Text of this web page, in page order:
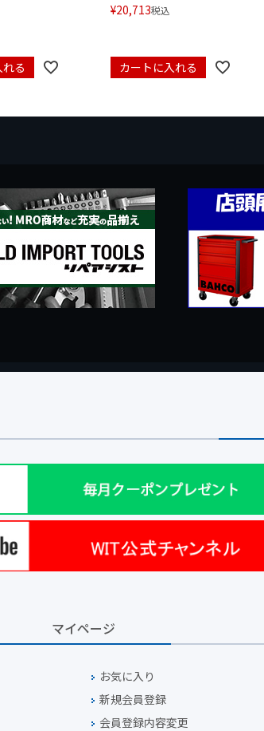
る
¥20,713税込
カートに入れる
マイページ
お気に入り
新規会員登録
会員登録内容変更